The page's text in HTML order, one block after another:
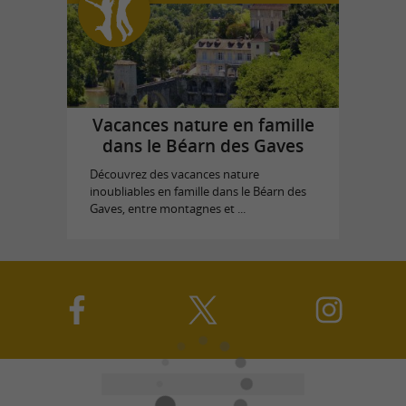
Vacances nature en famille
dans le Béarn des Gaves
Découvrez des vacances nature
inoubliables en famille dans le Béarn des
Gaves, entre montagnes et ...